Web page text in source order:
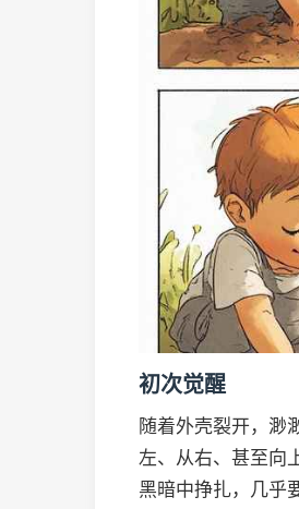
初次觉醒
随着外壳裂开，渺
左、从右、甚至向
黑暗中挣扎，几乎